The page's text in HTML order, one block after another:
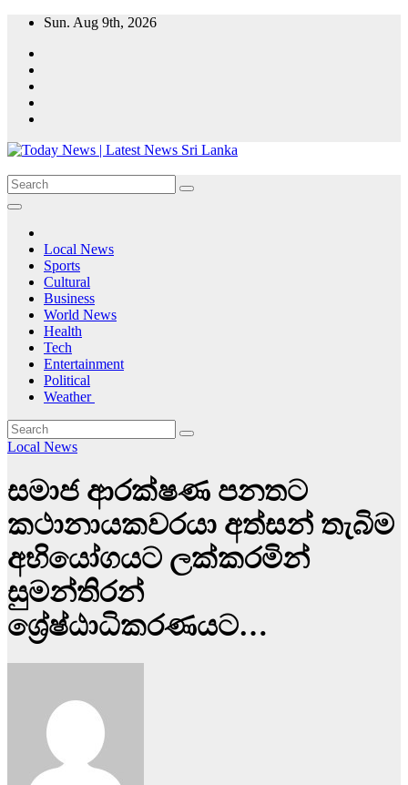
Skip
content
Sun. Aug 9th, 2026
Local News
Sports
Cultural
Business
World News
Health
Tech
Entertainment
Political
Weather
Local News
සමාජ ආරක්ෂණ පනතට
කථානායකවරයා අත්සන් තැබිම
අභියෝගයට ලක්කරමින්
සුමන්තිරන්
ශ්‍රේෂ්ඨාධිකරණයට…